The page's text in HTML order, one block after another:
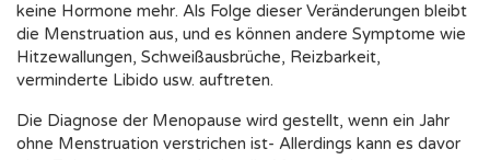
keine Hormone mehr. Als Folge dieser Veränderungen bleibt
die Menstruation aus, und es können andere Symptome wie
Hitzewallungen, Schweißausbrüche, Reizbarkeit,
verminderte Libido usw. auftreten.
Die Diagnose der Menopause wird gestellt, wenn ein Jahr
ohne Menstruation verstrichen ist- Allerdings kann es davor